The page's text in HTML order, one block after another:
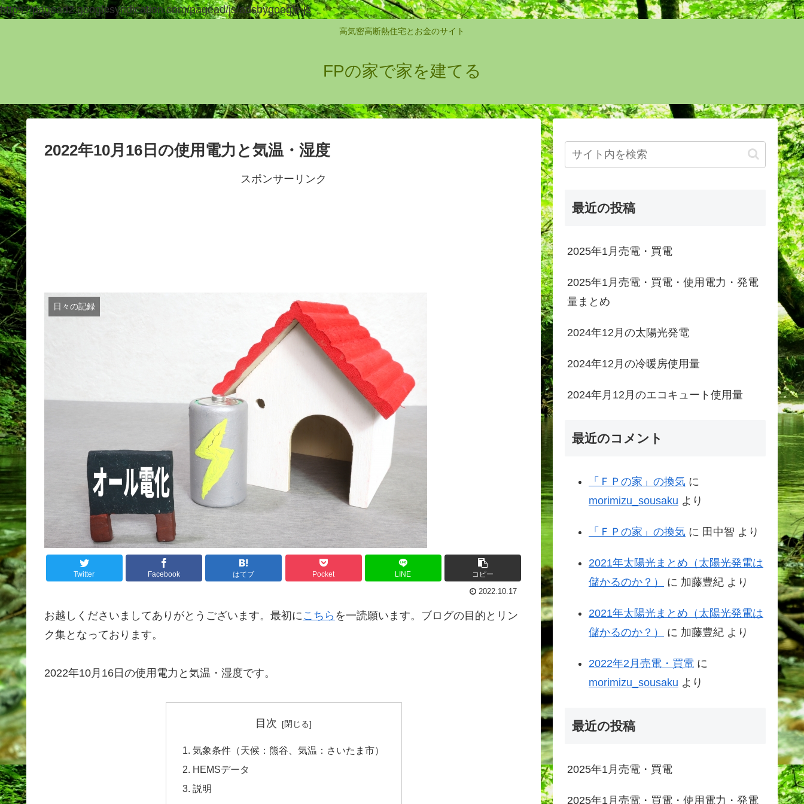
https://pagead2.googlesyndication.com/pagead/js/adsbygoogle.js
高気密高断熱住宅とお金のサイト
FPの家で家を建てる
2022年10月16日の使用電力と気温・湿度
スポンサーリンク
日々の記録
Twitter Facebook はてブ Pocket LINE コピー
2022.10.17
お越しくださいましてありがとうございます。最初に こちら を一読願います。ブログの目的とリン
ク集となっております。
2022年10月16日の使用電力と気温・湿度です。
目次
気象条件（天候：熊谷、気温：さいたま市）
HEMSデータ
説明
最近の投稿
2025年1月売電・買電
2025年1月売電・買電・使用電力・発電
量まとめ
2024年12月の太陽光発電
2024年12月の冷暖房使用量
2024年月12月のエコキュート使用量
最近のコメント
「ＦＰの家」の換気 に
morimizu_sousaku より
「ＦＰの家」の換気 に 田中智 より
2021年太陽光まとめ（太陽光発電は
儲かるのか？）
に 加藤豊紀 より
2021年太陽光まとめ（太陽光発電は
儲かるのか？）
に 加藤豊紀 より
2022年2月売電・買電 に
morimizu_sousaku より
最近の投稿
2025年1月売電・買電
2025年1月売電・買電・使用電力・発電